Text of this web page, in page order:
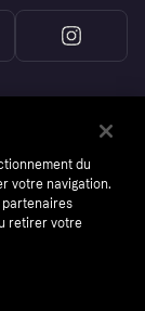
du
votre navigation.
partenaires
retirer votre